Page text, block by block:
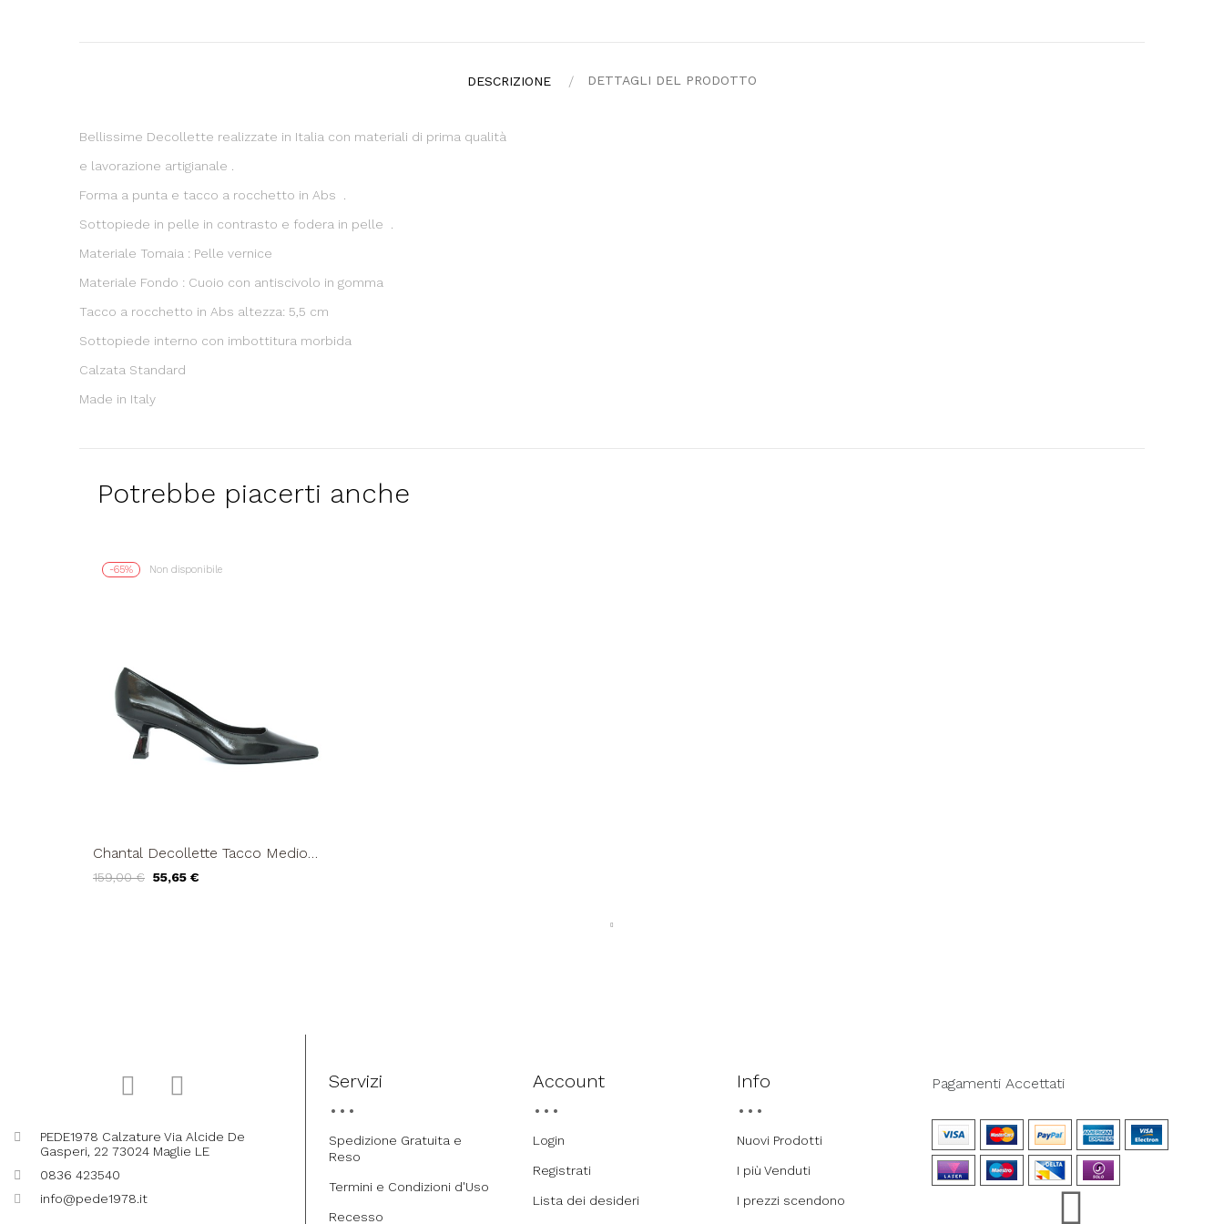
DESCRIZIONE DETTAGLI DEL PRODOTTO
Bellissime Decollette realizzate in Italia con materiali di prima qualità
e lavorazione artigianale .
Forma a punta e tacco a rocchetto in Abs .
Sottopiede in pelle in contrasto e fodera in pelle .
Materiale Tomaia : Pelle vernice
Materiale Fondo : Cuoio con antiscivolo in gomma
Tacco a rocchetto in Abs altezza: 5,5 cm
Sottopiede interno con imbottitura morbida
Calzata Standard
Made in Italy
Potrebbe piacerti anche
-65% Non disponibile
Chantal Decollette Tacco Medio
159,00 € 55,65 €
PEDE1978 Calzature Via Alcide De
Gasperi, 22 73024 Maglie LE
0836 423540
info@pede1978.it
Servizi
Spedizione Gratuita e
Reso
Termini e Condizioni d'Uso
Recesso
Account
Login
Registrati
Lista dei desideri
Info
Nuovi Prodotti
I più Venduti
I prezzi scendono
Pagamenti Accettati